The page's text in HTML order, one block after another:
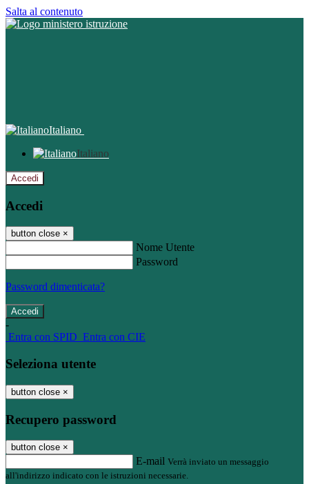
Salta al contenuto
Italiano
Italiano
Accedi
Accedi
button close ×
Nome Utente
Password
Password dimenticata?
-
Entra con SPID Entra con CIE
Seleziona utente
button close ×
Recupero password
button close ×
E-mail Verrà inviato un messaggio
all'indirizzo indicato con le istruzioni necessarie.